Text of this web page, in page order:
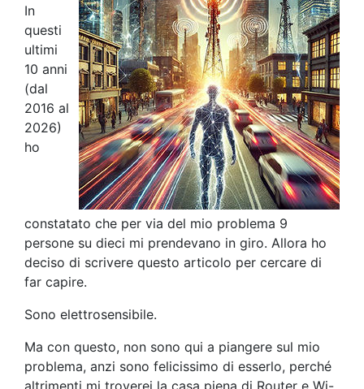
In
questi
ultimi
10 anni
(dal
2016 al
2026)
ho
constatato che per via del mio problema 9
persone su dieci mi prendevano in giro. Allora ho
deciso di scrivere questo articolo per cercare di
far capire.
Sono elettrosensibile.
Ma con questo, non sono qui a piangere sul mio
problema, anzi sono felicissimo di esserlo, perché
altrimenti mi troverei la casa piena di Router e Wi-